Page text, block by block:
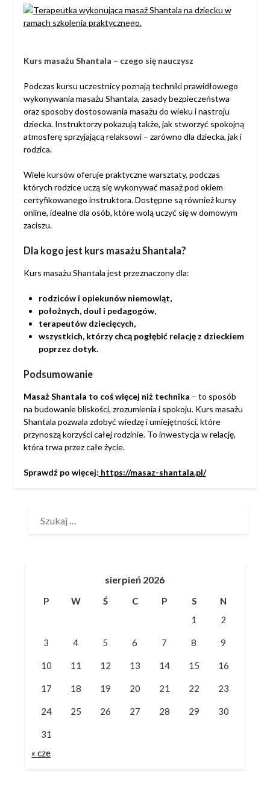
Kurs masażu Shantala – czego się nauczysz
Podczas kursu uczestnicy poznają techniki prawidłowego
wykonywania masażu Shantala, zasady bezpieczeństwa
oraz sposoby dostosowania masażu do wieku i nastroju
dziecka. Instruktorzy pokazują także, jak stworzyć spokojną
atmosferę sprzyjającą relaksowi – zarówno dla dziecka, jak i
rodzica.
Wiele kursów oferuje praktyczne warsztaty, podczas
których rodzice uczą się wykonywać masaż pod okiem
certyfikowanego instruktora. Dostępne są również kursy
online, idealne dla osób, które wolą uczyć się w domowym
zaciszu.
Dla kogo jest kurs masażu Shantala?
Kurs masażu Shantala jest przeznaczony dla:
rodziców i opiekunów niemowląt,
położnych, doul i pedagogów,
terapeutów dziecięcych,
wszystkich, którzy chcą pogłębić relację z dzieckiem
poprzez dotyk.
Podsumowanie
Masaż Shantala to coś więcej niż technika – to sposób
na budowanie bliskości, zrozumienia i spokoju. Kurs masażu
Shantala pozwala zdobyć wiedzę i umiejętności, które
przynoszą korzyści całej rodzinie. To inwestycja w relację,
która trwa przez całe życie.
Sprawdź po więcej: https://masaz-shantala.pl/
sierpień 2026
P W Ś C P S
N
1
2
3 4 5 6 7 8 9
10 11 12 13 14 15 16
17 18 19 20 21 22 23
24 25 26 27 28 29 30
31
« cze